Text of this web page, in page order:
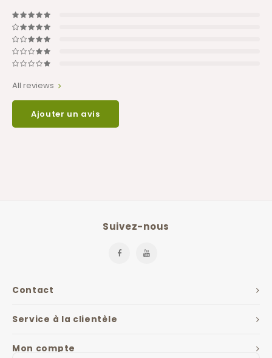
All reviews
Ajouter un avis
Contact
Suivez-nous
Service à la clientèle
Mon compte